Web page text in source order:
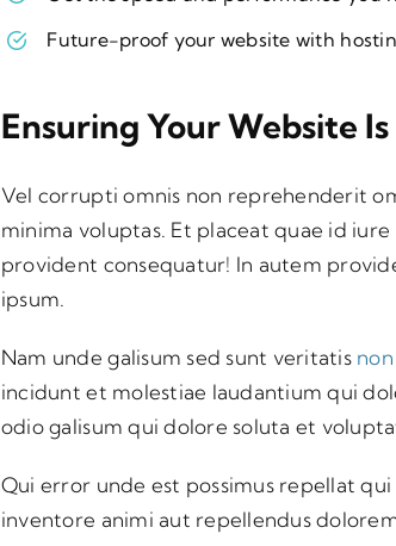
Future-proof your website with
Ensuring Your Website
Vel corrupti omnis non reprehenderit
minima voluptas. Et placeat quae id
provident consequatur! In autem
ipsum.
Nam unde galisum sed sunt veritatis
incidunt et molestiae laudantium qui
odio galisum qui dolore soluta et
Qui error unde est possimus repellat
inventore animi aut repellendus